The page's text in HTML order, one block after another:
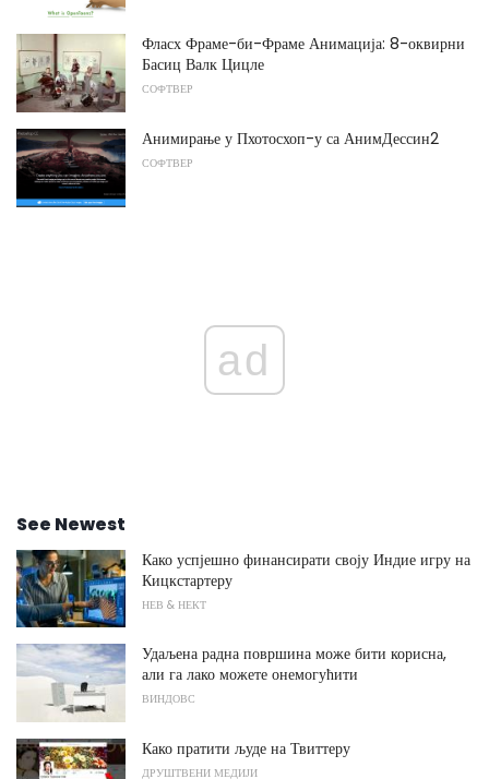
Фласх Фраме-би-Фраме Анимација: 8-оквирни
Басиц Валк Цицле
СОФТВЕР
Анимирање у Пхотосхоп-у са АнимДессин2
СОФТВЕР
ad
See Newest
Како успјешно финансирати своју Индие игру на
Кицкстартеру
НЕВ & НЕКТ
Удаљена радна површина може бити корисна,
али га лако можете онемогућити
ВИНДОВС
Како пратити људе на Твиттеру
ДРУШТВЕНИ МЕДИЈИ